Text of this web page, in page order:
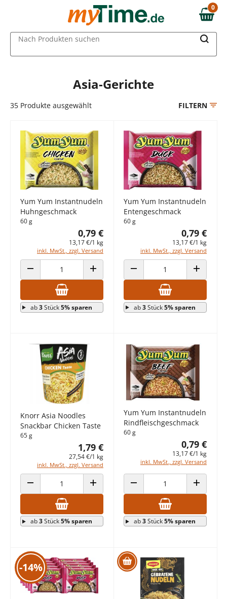
Zum Hauptinhalt springen
Zur Navigation springen
Zur Suche springen
0,00 €
0
Nach Produkten suchen
Asia-Gerichte
35 Produkte ausgewählt FILTERN
Yum Yum Instantnudeln
Huhngeschmack
60 g
0,79 €
13,17 €/1 kg
inkl. MwSt., zzgl. Versand
ANZAHL VERRINGERN ANZAHL ERHÖHEN
ab3Stück5% sparen
Yum Yum Instantnudeln
Entengeschmack
60 g
0,79 €
13,17 €/1 kg
inkl. MwSt., zzgl. Versand
ANZAHL VERRINGERN ANZAHL
ab3Stück5% sparen
Knorr Asia Noodles
Snackbar Chicken Taste
65 g
1,79 €
27,54 €/1 kg
inkl. MwSt., zzgl. Versand
ANZAHL VERRINGERN ANZAHL ERHÖHEN
ab3Stück5% sparen
Yum Yum Instantnudeln
Rindfleischgeschmack
60 g
0,79 €
13,17 €/1 kg
inkl. MwSt., zzgl. Versand
ANZAHL VERRINGERN ANZAHL
ab3Stück5% sparen
-14%